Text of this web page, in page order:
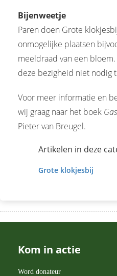
Bijenweetje
Paren doen Grote
onmogelijke plaatsen
meeldraad van een
deze bezigheid niet nodig
Voor meer informatie en
wij graag naar het boek
Pieter van Breugel.
Artikelen in deze
Grote klokjesbij
Kom in actie
Word donateur